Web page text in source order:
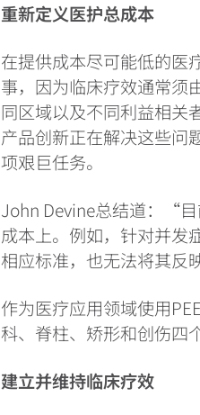
重新定义医护总成本
在提供成本尽可能低的
事，因为临床疗效通常须
同区域以及不同利益相关
产品创新正在解决这些问
项艰巨任务。
John Devine总结道：“
成本上。例如，针对并发
相应标准，也无法将其反
作为医疗应用领域使用
科、脊柱、矫形和创伤四
建立并维持临床疗效